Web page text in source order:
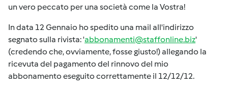
un vero peccato per una società come la Vostra!
In data 12 Gennaio ho spedito una mail all'indirizzo
segnato sulla rivista: 'abbonamenti@staffonline.biz'
(credendo che, ovviamente, fosse giusto!) allegando la
ricevuta del pagamento del rinnovo del mio
abbonamento eseguito correttamente il 12/12/12.